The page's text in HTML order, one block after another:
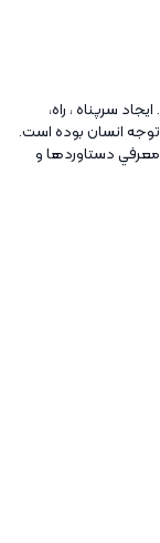
سرپناه ، راه،
توجه انسان بوده است.
دستاوردها و